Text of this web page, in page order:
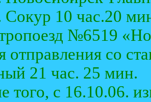
Сокур 10 час.20
№6519
отправления со
21 час. 25 мин.
того, с 16.10.06.